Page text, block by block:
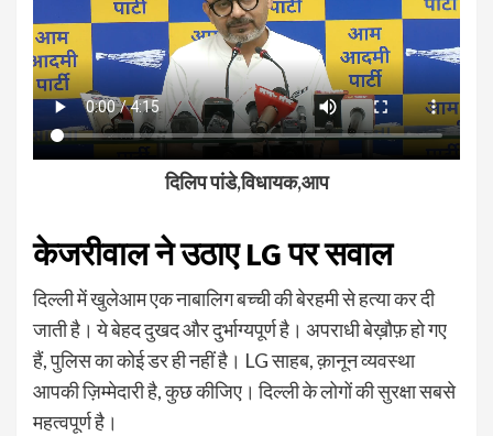
दिलिप पांडे,विधायक,आप
केजरीवाल ने उठाए LG पर सवाल
दिल्ली में खुलेआम एक नाबालिग बच्ची की बेरहमी से हत्या कर दी
जाती है। ये बेहद दुखद और दुर्भाग्यपूर्ण है। अपराधी बेख़ौफ़ हो गए
हैं, पुलिस का कोई डर ही नहीं है। LG साहब, क़ानून व्यवस्था
आपकी ज़िम्मेदारी है, कुछ कीजिए। दिल्ली के लोगों की सुरक्षा सबसे
महत्वपूर्ण है।